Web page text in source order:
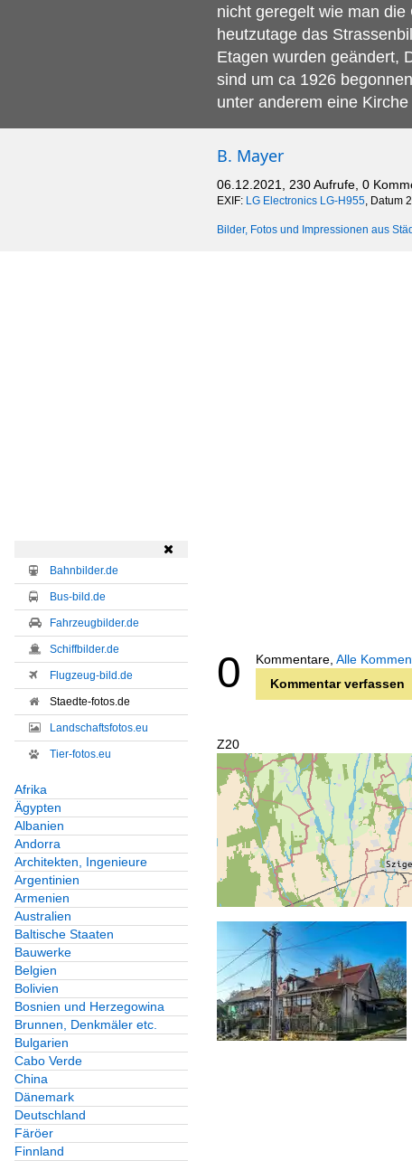
nicht geregelt wie man
heutzutage das
Etagen wurden geändert,
sind um ca 1926
unter anderem eine
B. Mayer
06.12.2021, 230 Aufrufe, 0
EXIF: LG Electronics LG-H955, Datum
Bilder, Fotos und Impressionen aus

Bahnbilder.de
Bus-bild.de
Fahrzeugbilder.de
Schiffbilder.de
Flugzeug-bild.de
Staedte-fotos.de
Landschaftsfotos.eu
Tier-fotos.eu
Afrika
Ägypten
Albanien
Andorra
Architekten, Ingenieure
Argentinien
Armenien
Australien
Baltische Staaten
Bauwerke
Belgien
Bolivien
Bosnien und Herzegowina
Brunnen, Denkmäler etc.
Bulgarien
Cabo Verde
China
Dänemark
Deutschland
Färöer
Finnland
0 Kommentare, Alle
Kommentar verfassen
Z20